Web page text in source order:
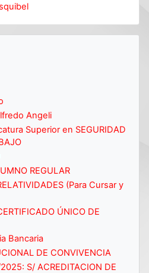
Angeli
Superior en SEGURIDAD
REGULAR
(Para Cursar y
ÚNICO DE
Bancaria
DE CONVIVENCIA
S/ ACREDITACION DE